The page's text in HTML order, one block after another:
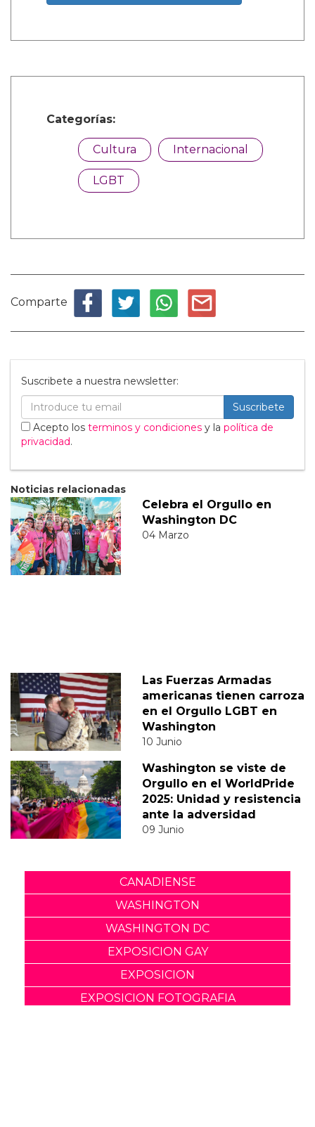
Categorías:
Cultura Internacional
LGBT
Comparte
Suscribete a nuestra newsletter:
Suscribete
Acepto los terminos y condiciones y la política de
privacidad.
Noticias relacionadas
Celebra el Orgullo en
Washington DC
04 Marzo
Las Fuerzas Armadas
americanas tienen carroza
en el Orgullo LGBT en
Washington
10 Junio
Washington se viste de
Orgullo en el WorldPride
2025: Unidad y resistencia
ante la adversidad
09 Junio
CANADIENSE
WASHINGTON
WASHINGTON DC
EXPOSICION GAY
EXPOSICION
EXPOSICION FOTOGRAFIA